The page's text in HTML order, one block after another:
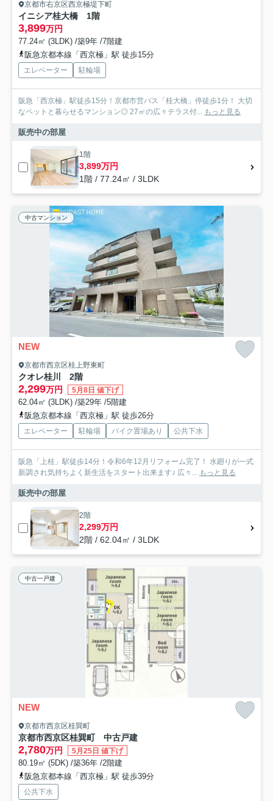
京都市右京区西京極堤下町
イニシア桂大橋 1階
3,899万円
77.24㎡ (3LDK) /築9年 /7階建
阪急京都本線「西京極」駅 徒歩15分
エレベーター 駐輪場
阪急「西京極」駅徒歩15分！京都市営バス「桂大橋」停徒歩1分！ 大切
なペットと暮らせるマンション◎ 27㎡の広々テラス付... もっと見る
販売中の部屋
1階
3,899万円
1階 / 77.24㎡ / 3LDK
中古マンション
NEW
京都市西京区桂上野東町
クオレ桂川 2階
2,299万円 5月8日 値下げ
62.04㎡ (3LDK) /築29年 /5階建
阪急京都本線「西京極」駅 徒歩26分
エレベーター 駐輪場 バイク置場あり 公共下水
阪急「上桂」駅徒歩14分！令和6年12月リフォーム完了！ 水廻りが一式
新調され気持ちよく新生活をスタート出来ます♪ 広々... もっと見る
販売中の部屋
2階
2,299万円
2階 / 62.04㎡ / 3LDK
中古一戸建
NEW
京都市西京区桂巽町
京都市西京区桂巽町 中古戸建
2,780万円 5月25日 値下げ
80.19㎡ (5DK) /築36年 /2階建
阪急京都本線「西京極」駅 徒歩39分
公共下水